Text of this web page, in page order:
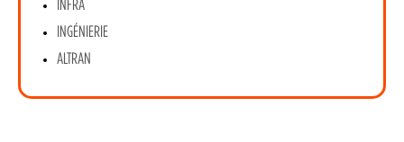
INFRA
INGÉNIERIE
ALTRAN